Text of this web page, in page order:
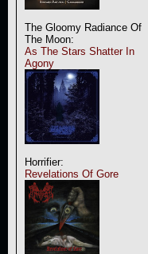
The Gloomy Radiance Of
The Moon:
As The Stars Shatter In
Agony
Horrifier:
Revelations Of Gore